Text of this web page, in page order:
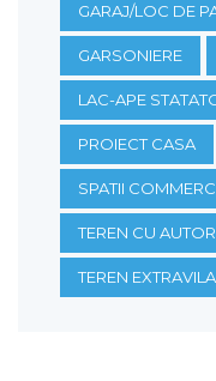
GARAJ/LOC DE
GARSONIERE
LAC-APE
PROIECT CASA
SPATII
TEREN CU
TEREN